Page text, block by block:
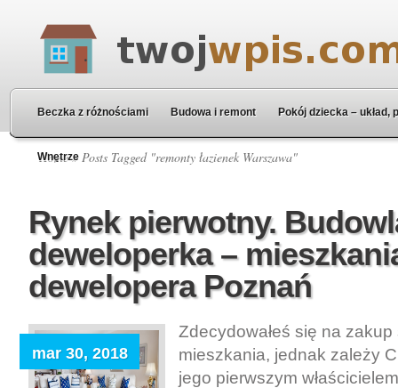
Beczka z różnościami Budowa i remont Pokój dziecka – układ,
Wnętrze
Home» Posts Tagged "remonty łazienek Warszawa"
Rynek pierwotny.
deweloperka –
dewelopera Poznań
mar 30, 2018
Zdecydowałeś się na zakup
mieszkania, jednak zależy
jego pierwszym